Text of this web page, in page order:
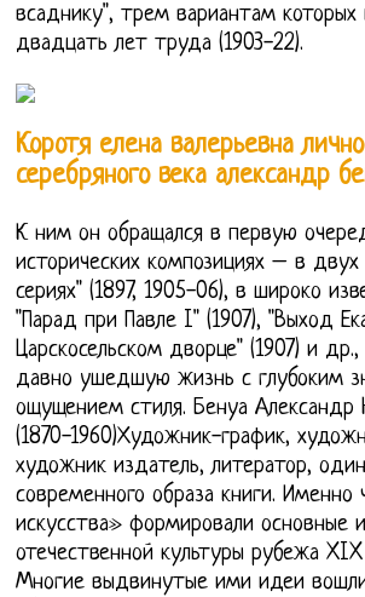
всаднику", трем вариантам которых
двадцать лет труда (1903-22).
Коротя елена валерьевна
серебряного века александр
К ним он обращался в первую
исторических композициях – в двух
сериях" (1897, 1905-06), в широко
"Парад при Павле I" (1907), "Выход
Царскосельском дворце" (1907) и
давно ушедшую жизнь с глубоким
ощущением стиля. Бенуа Александр
(1870-1960)Художник-график,
художник издатель, литератор,
современного образа книги.
искусства» формировали основные
отечественной культуры рубежа
Многие выдвинутые ими идеи